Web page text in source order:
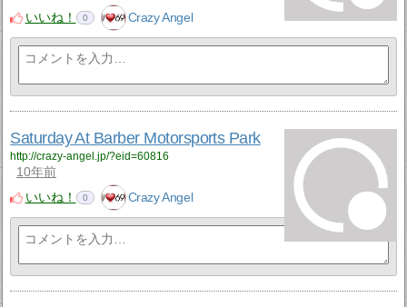
いいね！
0 Crazy Angel
Saturday At Barber Motorsports Park
http://crazy-angel.jp/?eid=60816
10年前
いいね！
0 Crazy Angel